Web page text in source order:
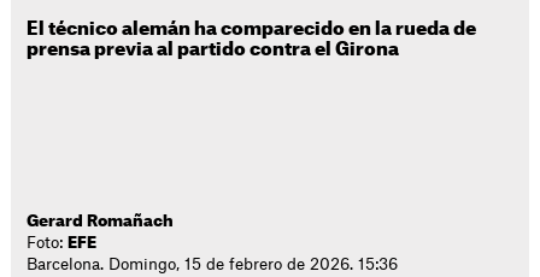
El técnico alemán ha comparecido en la rueda de
prensa previa al partido contra el Girona
Gerard Romañach
Foto: EFE
Barcelona. Domingo, 15 de febrero de 2026. 15:36